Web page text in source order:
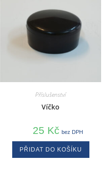
Příslušenství
Víčko
25 Kč bez DPH
PŘIDAT DO KOŠÍKU